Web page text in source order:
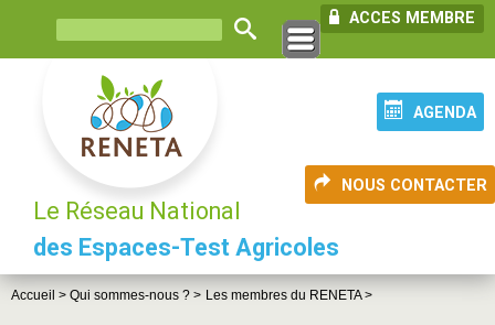
ACCES MEMBRE
AGENDA
NOUS CONTACTER
Le Réseau National
des Espaces-Test Agricoles
Accueil > Qui sommes-nous ? > Les membres du RENETA >